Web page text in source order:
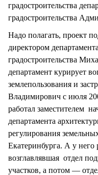
градостроительства
градостроительства
Надо полагать, проект
директором
градостроительства
департамент курирует
землепользования и
Владимирович с июля
работал заместителем
департамента
регулирования
Екатеринбурга. А у
возглавлявшая отдел
участков, а потом —